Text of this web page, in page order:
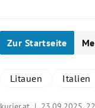
Zur Startseite
Litauen Italien